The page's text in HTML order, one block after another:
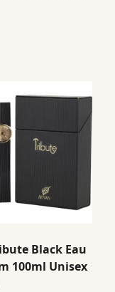
Black Eau
100ml Unisex